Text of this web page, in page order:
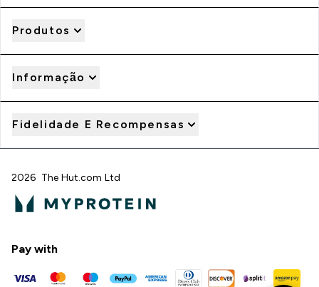
Produtos
Informação
Fidelidade E Recompensas
2026 The Hut.com Ltd
Pay with